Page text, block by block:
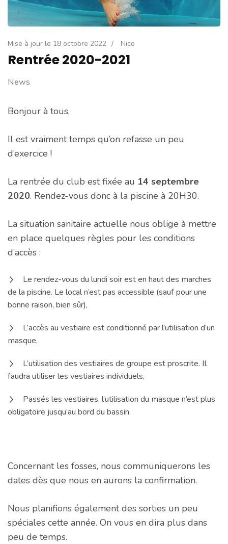
Mise à jour le 18 octobre 2022 / Nico
Rentrée 2020-2021
News
Bonjour à tous,
Il est vraiment temps qu’on refasse un peu
d’exercice !
La rentrée du club est fixée au 14 septembre
2020. Rendez-vous donc à la piscine à 20H30.
La situation sanitaire actuelle nous oblige à mettre
en place quelques règles pour les conditions
d’accès :
Le rendez-vous du lundi soir est en haut des marches
de la piscine. Le local n’est pas accessible (sauf pour une
bonne raison, bien sûr),
L’accès au vestiaire est conditionné par l’utilisation d’un
masque,
L’utilisation des vestiaires de groupe est proscrite. Il
faudra utiliser les vestiaires individuels,
Passés les vestiaires, l’utilisation du masque n’est plus
obligatoire jusqu’au bord du bassin.
Concernant les fosses, nous communiquerons les
dates dès que nous en aurons la confirmation.
Nous planifions également des sorties un peu
spéciales cette année. On vous en dira plus dans
peu de temps.